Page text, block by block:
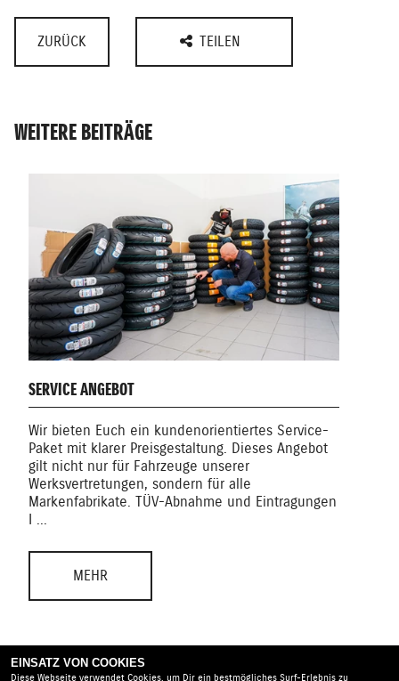
ZURÜCK TEILEN
WEITERE BEITRÄGE
SERVICE ANGEBOT
Wir bieten Euch ein kundenorientiertes Service-
Paket mit klarer Preisgestaltung. Dieses Angebot
gilt nicht nur für Fahrzeuge unserer
Werksvertretungen, sondern für alle
Markenfabrikate. TÜV-Abnahme und Eintragungen
I ...
MEHR
EINSATZ VON COOKIES
Diese Webseite verwendet Cookies, um Dir ein bestmögliches Surf-Erlebnis zu